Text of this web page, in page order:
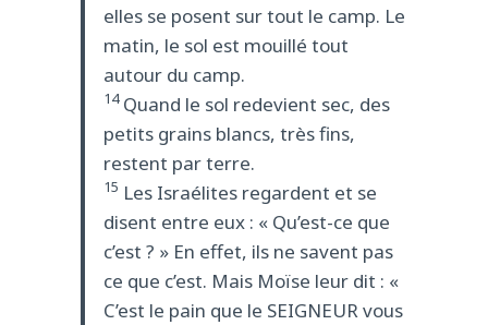
elles se posent sur tout le camp. Le
matin, le sol est mouillé tout
autour du camp.
14Quand le sol redevient sec, des
petits grains blancs, très fins,
restent par terre.
15 Les Israélites regardent et se
disent entre eux : « Qu’est-ce que
c’est ? » En effet, ils ne savent pas
ce que c’est. Mais Moïse leur dit : «
C’est le pain que le SEIGNEUR vous